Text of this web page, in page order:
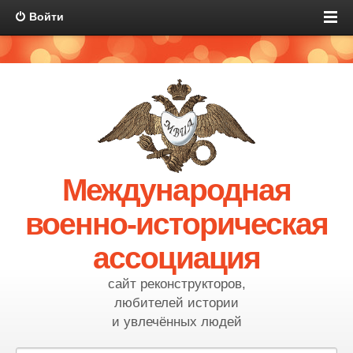
Войти
Международная
военно-историческая
ассоциация
сайт реконструкторов,
любителей истории
и увлечённых людей